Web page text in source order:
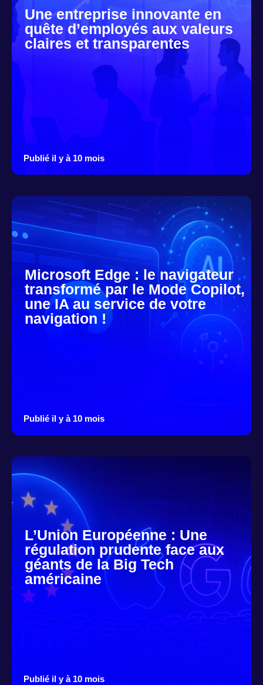
Une entreprise innovante en
quête d’employés aux valeurs
claires et transparentes
Publié il y à 10 mois
Microsoft Edge : le navigateur
transformé par le Mode Copilot,
une IA au service de votre
navigation !
Publié il y à 10 mois
L’Union Européenne : Une
régulation prudente face aux
géants de la Big Tech
américaine
Publié il y à 10 mois